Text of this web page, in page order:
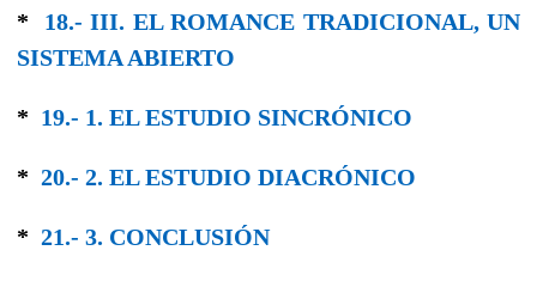
* 18.- III. EL ROMANCE TRADICIONAL, UN
SISTEMA ABIERTO
* 19.- 1. EL ESTUDIO SINCRÓNICO
* 20.- 2. EL ESTUDIO DIACRÓNICO
* 21.- 3. CONCLUSIÓN